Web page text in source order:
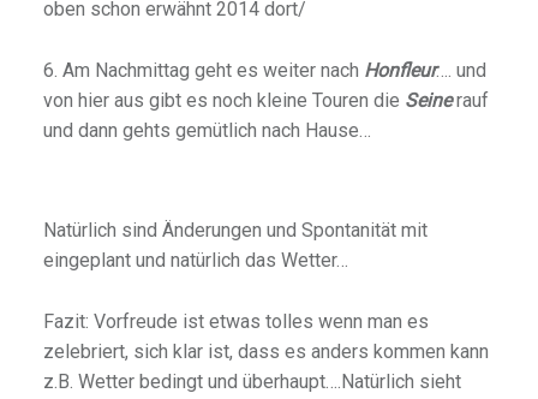
oben schon erwähnt 2014 dort/
6. Am Nachmittag geht es weiter nach Honfleur…. und
von hier aus gibt es noch kleine Touren die Seinerauf
und dann gehts gemütlich nach Hause…
Natürlich sind Änderungen und Spontanität mit
eingeplant und natürlich das Wetter…
Fazit: Vorfreude ist etwas tolles wenn man es
zelebriert, sich klar ist, dass es anders kommen kann
z.B. Wetter bedingt und überhaupt….Natürlich sieht